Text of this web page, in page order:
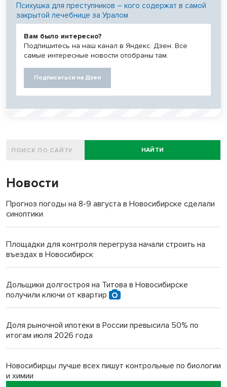
Психушка для преступников – кого содержат в самой
закрытой лечебнице за Уралом
Вам было интересно?
Подпишитесь на наш канал в Яндекс. Дзен. Все
самые интересные новости отобраны там.
Подписаться на Дзен
НАЙТИ
Новости
Прогноз погоды на 8-9 августа в Новосибирске сделали
синоптики
Площадки для контроля перегруза начали строить на
въездах в Новосибирск
Дольщики долгостроя на Титова в Новосибирске
получили ключи от квартир
Доля рыночной ипотеки в России превысила 50% по
итогам июля 2026 года
Новосибирцы лучше всех пишут контрольные по биологии
и химии